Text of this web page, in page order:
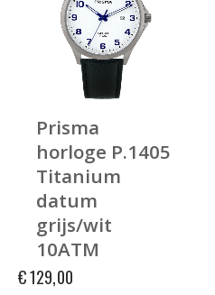
Prisma
horloge P.1405
Titanium
datum
grijs/wit
10ATM
€129,00